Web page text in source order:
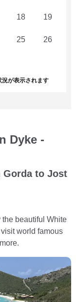
18 19
25 26
況が表示されます
Dyke -
Gorda to Jost
the beautiful White
world famous